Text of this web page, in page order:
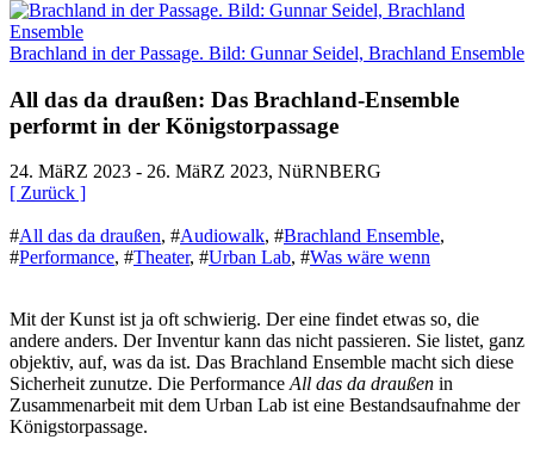
Brachland in der Passage. Bild: Gunnar Seidel, Brachland Ensemble
All das da draußen: Das Brachland-Ensemble
performt in der Königstorpassage
24. MäRZ 2023 - 26. MäRZ 2023, NüRNBERG
[ Zurück ]
#All das da draußen, #Audiowalk, #Brachland Ensemble,
#Performance, #Theater, #Urban Lab, #Was wäre wenn
Mit der Kunst ist ja oft schwierig. Der eine findet etwas so, die
andere anders. Der Inventur kann das nicht passieren. Sie listet, ganz
objektiv, auf, was da ist. Das Brachland Ensemble macht sich diese
Sicherheit zunutze. Die Performance All das da draußen in
Zusammenarbeit mit dem Urban Lab ist eine Bestandsaufnahme der
Königstorpassage.